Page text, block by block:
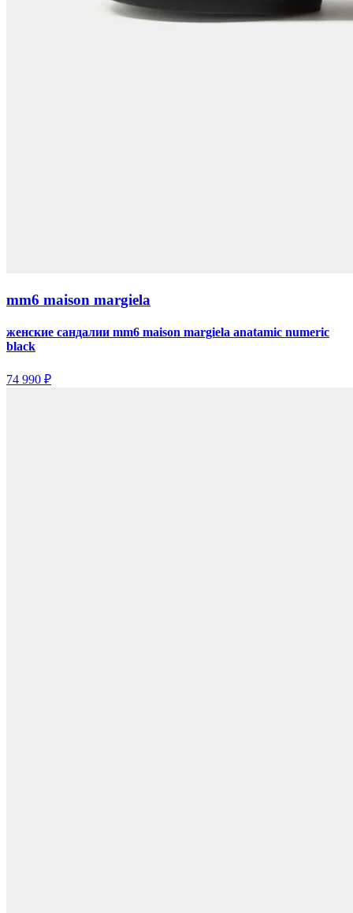
mm6 maison margiela
женские сандалии mm6 maison margiela anatamic numeric
black
74 990 ₽